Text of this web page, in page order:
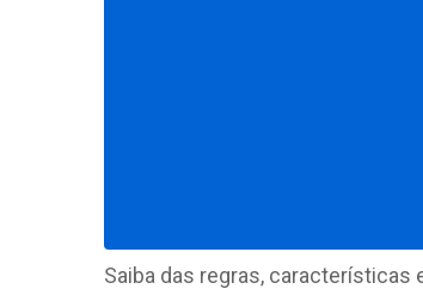
Saiba das regras, características